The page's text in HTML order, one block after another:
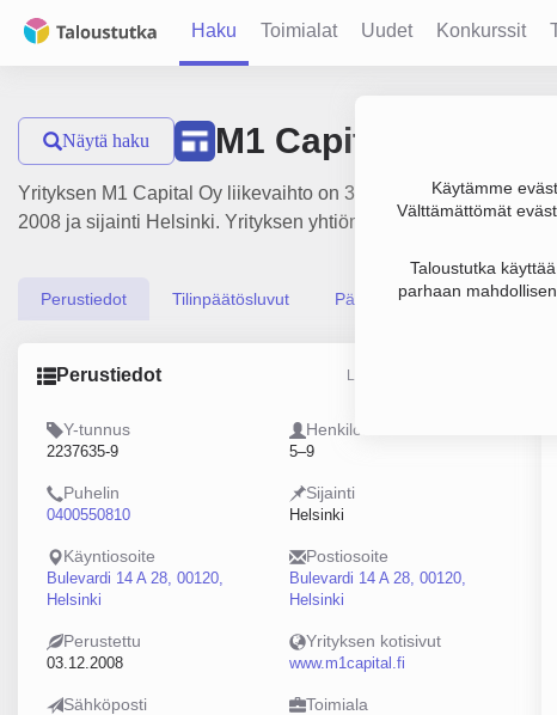
Haku Toimialat Uudet Konkurssit
Käytämme
Välttämättömät
Taloustutka
parhaan
Näytä haku M1 Capital Oy
Yrityksen M1 Capital Oy liikevaihto on 3.9 milj. €, tulos 181
2008 ja sijainti Helsinki. Yrityksen yhtiömuoto Osakeyhtiö (OY).
Perustiedot Tilinpäätösluvut Päättäjätiedot
Perustiedot Lähde: YTJ, PRH, Traficom
Y-tunnus
2237635-9
Henkilöstömäärä
5–9
Puhelin
0400550810
Sijainti
Helsinki
Käyntiosoite
Bulevardi 14 A 28, 00120,
Helsinki
Postiosoite
Bulevardi 14 A 28, 00120,
Helsinki
Perustettu
03.12.2008
Yrityksen kotisivut
www.m1capital.fi
Sähköposti Toimiala